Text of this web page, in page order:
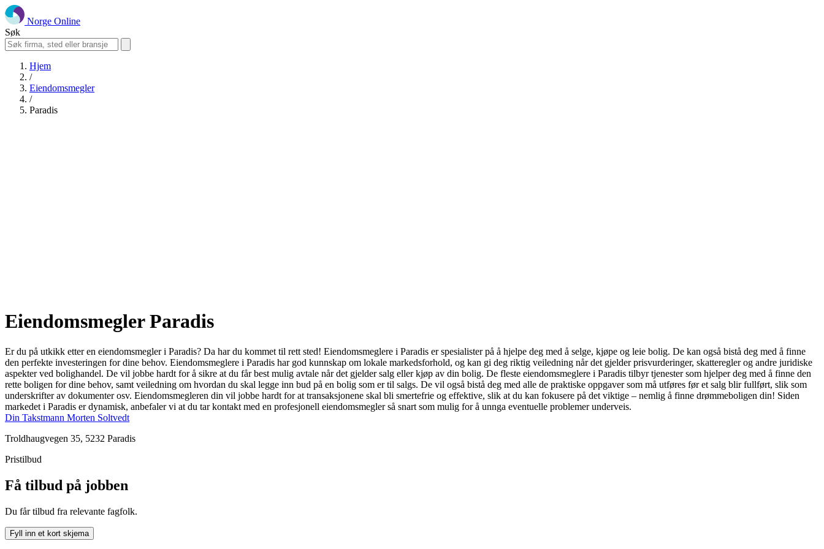
Norge Online
Søk
Hjem
/
Eiendomsmegler
/
Paradis
Eiendomsmegler Paradis
Er du på utkikk etter en eiendomsmegler i Paradis? Da har du kommet til rett sted! Eiendomsmeglere i Paradis er spesialister på å hjelpe deg med å selge, kjøpe og leie bolig. De kan også bistå deg med å finne
den perfekte investeringen for dine behov. Eiendomsmeglere i Paradis har god kunnskap om lokale markedsforhold, og kan gi deg riktig veiledning når det gjelder prisvurderinger, skatteregler og andre juridiske
aspekter ved bolighandel. De vil jobbe hardt for å sikre at du får best mulig avtale når det gjelder salg eller kjøp av din bolig. De fleste eiendomsmeglere i Paradis tilbyr tjenester som hjelper deg med å finne den
rette boligen for dine behov, samt veiledning om hvordan du skal legge inn bud på en bolig som er til salgs. De vil også bistå deg med alle de praktiske oppgaver som må utføres før et salg blir fullført, slik som
underskrifter av dokumenter osv. Eiendomsmegleren din vil jobbe hardt for at transaksjonene skal bli smertefrie og effektive, slik at du kan fokusere på det viktige – nemlig å finne drømmeboligen din! Siden
markedet i Paradis er dynamisk, anbefaler vi at du tar kontakt med en profesjonell eiendomsmegler så snart som mulig for å unnga eventuelle problemer underveis.
Din Takstmann Morten Soltvedt
Troldhaugvegen 35, 5232 Paradis
Pristilbud
Få tilbud på jobben
Du får tilbud fra relevante fagfolk.
Fyll inn et kort skjema